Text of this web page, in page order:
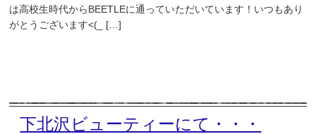
は高校生時代からBEETLEに通っていただいています！いつもあり
がとうございます<(_ […]
下北沢ビューティーにて・・・